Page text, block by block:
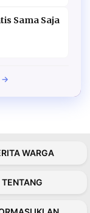
Sama Saja
→
WARGA
TENTANG